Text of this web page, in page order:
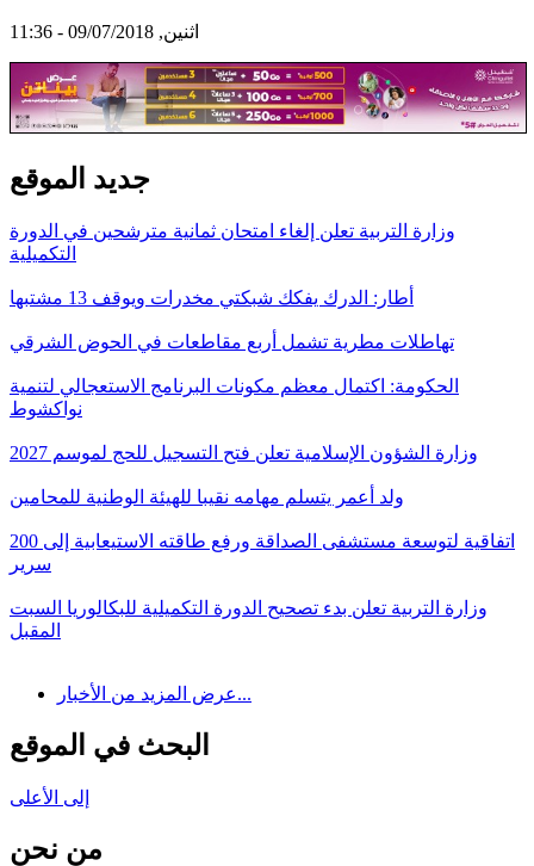
اثنين, 09/07/2018 - 11:36
جديد الموقع
وزارة التربية تعلن إلغاء امتحان ثمانية مترشحين في الدورة
التكميلية
أطار: الدرك يفكك شبكتي مخدرات ويوقف 13 مشتبها
تهاطلات مطرية تشمل أربع مقاطعات في الحوض الشرقي
الحكومة: اكتمال معظم مكونات البرنامج الاستعجالي لتنمية
نواكشوط
وزارة الشؤون الإسلامية تعلن فتح التسجيل للحج لموسم 2027
ولد أعمر يتسلم مهامه نقيبا للهيئة الوطنية للمحامين
اتفاقية لتوسعة مستشفى الصداقة ورفع طاقته الاستيعابية إلى 200
سرير
وزارة التربية تعلن بدء تصحيح الدورة التكميلية للبكالوريا السبت
المقبل
عرض المزيد من الأخبار...
البحث في الموقع
إلى الأعلى
من نحن